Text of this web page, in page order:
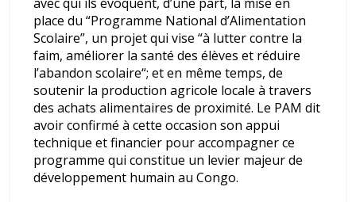
place du “Programme National d’Alimentation
Scolaire”, un projet qui vise “à lutter contre la
faim,améliorer la santé des élèveset réduire
l’abandon scolaire“;et en même temps, de
soutenir la production agricole locale à travers
des achats alimentaires de proximité. Le PAM dit
avoir confirmé à cette occasion son appui
technique et financier pour accompagner ce
programme qui constitue un levier majeur de
développement humain au Congo.